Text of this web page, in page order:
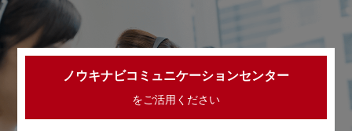
ノウキナビコミュニケーションセンター
をご活用ください